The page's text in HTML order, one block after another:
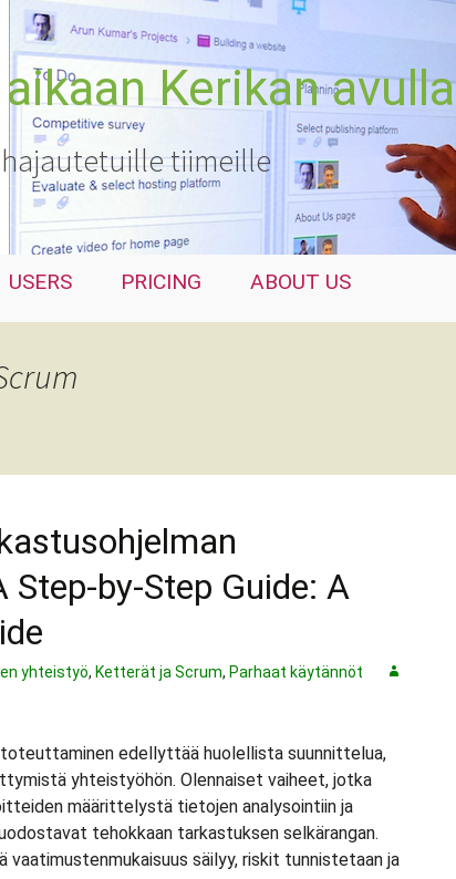
Kerikan avulla
tiimeille
USERS PRICING ABOUT US
by-Step Guide: A
yhteistyö, Ketterät ja Scrum, Parhaat käytännöt
edellyttää huolellista suunnittelua,
yhteistyöhön. Olennaiset vaiheet, jotka
määrittelystä tietojen analysointiin ja
tehokkaan tarkastuksen selkärangan.
vaatimustenmukaisuus säilyy, riskit tunnistetaan ja